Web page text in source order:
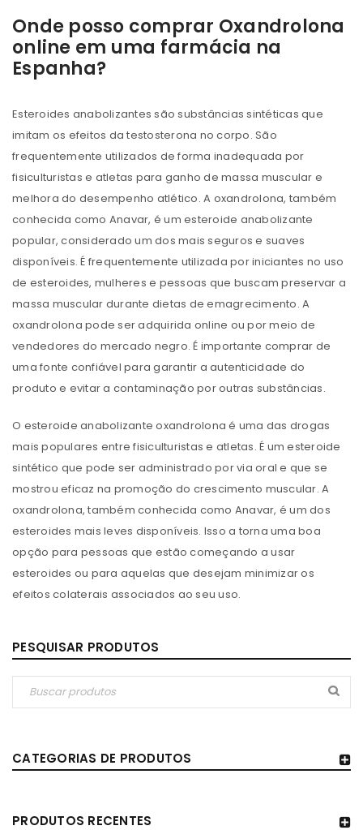
PESQUISAR PRODUTOS
CATEGORIAS DE PRODUTOS
PRODUTOS RECENTES
Onde posso comprar Oxandrolona
online em uma farmácia na
Espanha?
Esteroides anabolizantes são substâncias sintéticas que
imitam os efeitos da testosterona no corpo. São
frequentemente utilizados de forma inadequada por
fisiculturistas e atletas para ganho de massa muscular e
melhora do desempenho atlético. A oxandrolona, ​​também
conhecida como Anavar, é um esteroide anabolizante
popular, considerado um dos mais seguros e suaves
disponíveis. É frequentemente utilizada por iniciantes no uso
de esteroides, mulheres e pessoas que buscam preservar a
massa muscular durante dietas de emagrecimento. A
oxandrolona pode ser adquirida online ou por meio de
vendedores do mercado negro. É importante comprar de
uma fonte confiável para garantir a autenticidade do
produto e evitar a contaminação por outras substâncias.
O esteroide anabolizante oxandrolona é uma das drogas
mais populares entre fisiculturistas e atletas. É um esteroide
sintético que pode ser administrado por via oral e que se
mostrou eficaz na promoção do crescimento muscular. A
oxandrolona, ​​também conhecida como Anavar, é um dos
esteroides mais leves disponíveis. Isso a torna uma boa
opção para pessoas que estão começando a usar
esteroides ou para aquelas que desejam minimizar os
efeitos colaterais associados ao seu uso.